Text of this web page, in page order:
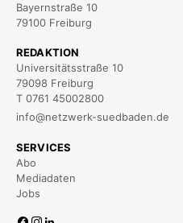
Bayernstraße 10
79100 Freiburg
REDAKTION
Universitätsstraße 10
79098 Freiburg
T 0761 45002800
info@netzwerk-suedbaden.de
SERVICES
Abo
Mediadaten
Jobs